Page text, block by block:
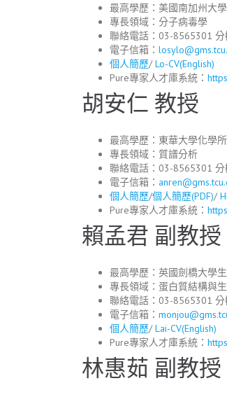
最高學歷：美國南加州大
專長領域：分子病毒學
聯絡電話：03-8565301
電子信箱：
個人簡歷/Lo-CV(English)
Pure專家人才庫系統：
胡安仁 教授
最高學歷：東華大學化學
專長領域：質譜分析
聯絡電話：03-8565301
電子信箱：
個人簡歷/個人簡歷(PDF)/
Pure專家人才庫系統：
賴孟君 副教授
最高學歷：英國劍橋大學
專長領域：蛋白質結構與
聯絡電話：03-8565301
電子信箱：
個人簡歷/Lai-CV(English)
Pure專家人才庫系統：
林惠茹 副教授